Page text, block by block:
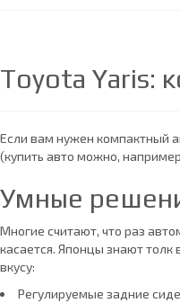
Toyota Yaris:
Если вам нужен компактный
(купить авто можно,
Умные
Многие считают, что раз
касается. Японцы знают толк
вкусу:
Регулируемые задние